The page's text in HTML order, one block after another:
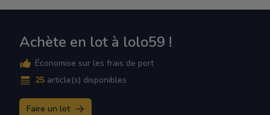
Achète en lot à lolo59 !
Économise sur les frais de port
25 article(s) disponibles
Faire un lot